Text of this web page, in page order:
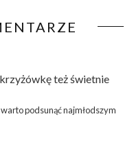
krzyżówkęteż świetnie
podsunąć najmłodszym